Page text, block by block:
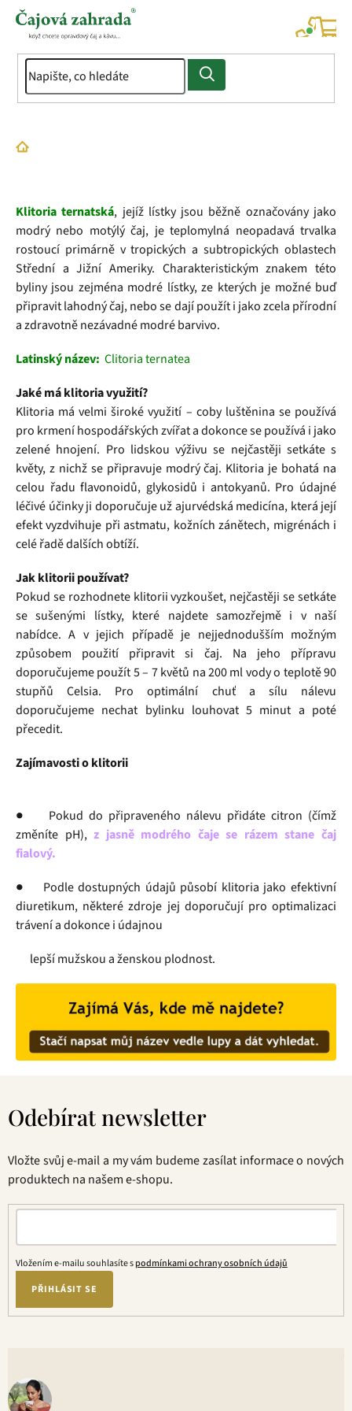
Přejít
Domů
Klitoria ternatská, jejíž lístky jsou běžně označovány jako
modrý nebo motýlý čaj, je teplomylná neopadavá trvalka
rostoucí primárně v tropických a subtropických oblastech
Střední a Jižní Ameriky. Charakteristickým znakem této
byliny jsou zejména modré lístky, ze kterých je možné buď
připravit lahodný čaj, nebo se dají použít i jako zcela přírodní
a zdravotně nezávadné modré barvivo.
Latinský název: Clitoria ternatea
Jaké má klitoria využití?
Klitoria má velmi široké využití – coby luštěnina se používá
pro krmení hospodářských zvířat a dokonce se používá i jako
zelené hnojení. Pro lidskou výživu se nejčastěji setkáte s
květy, z nichž se připravuje modrý čaj. Klitoria je bohatá na
celou řadu flavonoidů, glykosidů i antokyanů. Pro údajné
léčivé účinky ji doporučuje už ajurvédská medicína, která její
efekt vyzdvihuje při astmatu, kožních zánětech, migrénách i
celé řadě dalších obtíží.
Jak klitorii používat?
Pokud se rozhodnete klitorii vyzkoušet, nejčastěji se setkáte
se sušenými lístky, které najdete samozřejmě i v naší
nabídce. A v jejich případě je nejjednodušším možným
způsobem použití připravit si čaj. Na jeho přípravu
doporučujeme použít 5 – 7 květů na 200 ml vody o teplotě 90
stupňů Celsia. Pro optimální chuť a sílu nálevu
doporučujeme nechat bylinku louhovat 5 minut a poté
přecedit.
Zajímavosti o klitorii
● Pokud do připraveného nálevu přidáte citron (čímž
změníte pH),z jasně modrého čaje se rázem stane čaj
fialový.
● Podle dostupných údajů působí klitoria jako efektivní
diuretikum, některé zdroje jej doporučují pro optimalizaci
trávení a dokonce i údajnou
lepší mužskou a ženskou plodnost.
Odebírat newsletter
Vložte svůj e-mail a my vám budeme zasílat informace o nových
produktech na našem e-shopu.
Vložením e-mailu souhlasíte spodmínkami ochrany osobních údajů
PŘIHLÁSIT SE